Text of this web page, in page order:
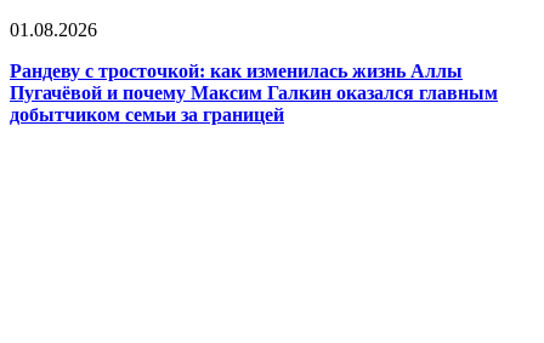
01.08.2026
Рандеву с тросточкой: как изменилась жизнь Аллы
Пугачёвой и почему Максим Галкин оказался главным
добытчиком семьи за границей